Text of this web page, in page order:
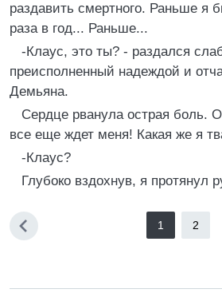
раздавить смертного. Раньше я
раза в год... Раньше...
-Клаус, это ты? - раздался
преисполненный надеждой и
Демьяна.
Сердце рванула острая боль.
все еще ждет меня! Какая же я
-Клаус?
Глубоко вздохнув, я протянул
1 2